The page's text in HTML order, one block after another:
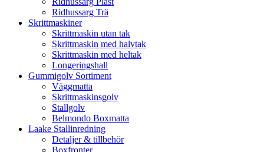
Ridhussarg Trä
Skrittmaskiner
Skrittmaskin utan tak
Skrittmaskin med halvtak
Skrittmaskin med heltak
Longeringshall
Gummigolv Sortiment
Väggmatta
Skrittmaskinsgolv
Stallgolv
Belmondo Boxmatta
Laake Stallinredning
Detaljer & tillbehör
Boxfronter